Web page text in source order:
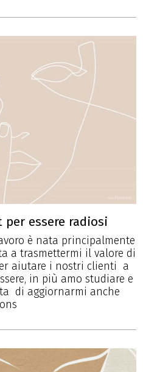
per essere radiosi
è nata principalmente
a trasmettermi il valore di
aiutare i nostri clienti a
in più amo studiare e
di aggiornarmi anche